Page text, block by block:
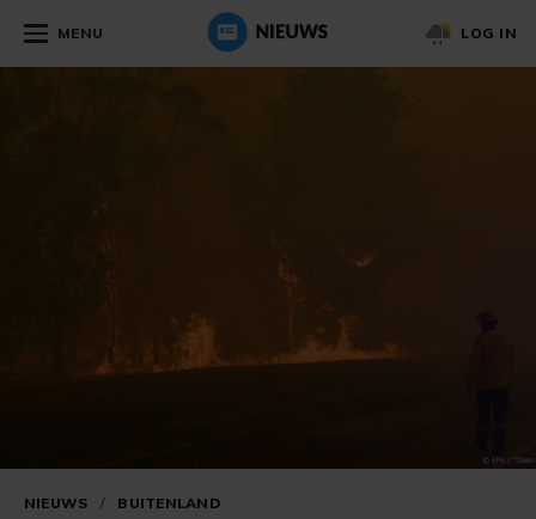
MENU LOG IN
NIEUWS / BUITENLAND